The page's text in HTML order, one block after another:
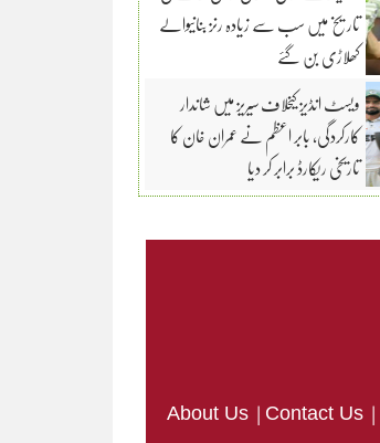
تاریخ میں سب سے زیادہ رنز بنانیوالے
کھلاڑی بن گئے
ویسٹ انڈیز کیخلاف سیریز میں شاندار
کارکردگی، بابر اعظم نے عمران خان کا
تاریخی ریکارڈ برابر کر دیا
About Us | Contact Us |